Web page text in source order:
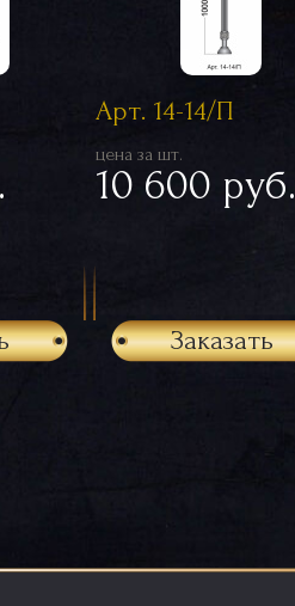
Арт. 14-14/П
цена за шт.
10 600 руб.
Заказать